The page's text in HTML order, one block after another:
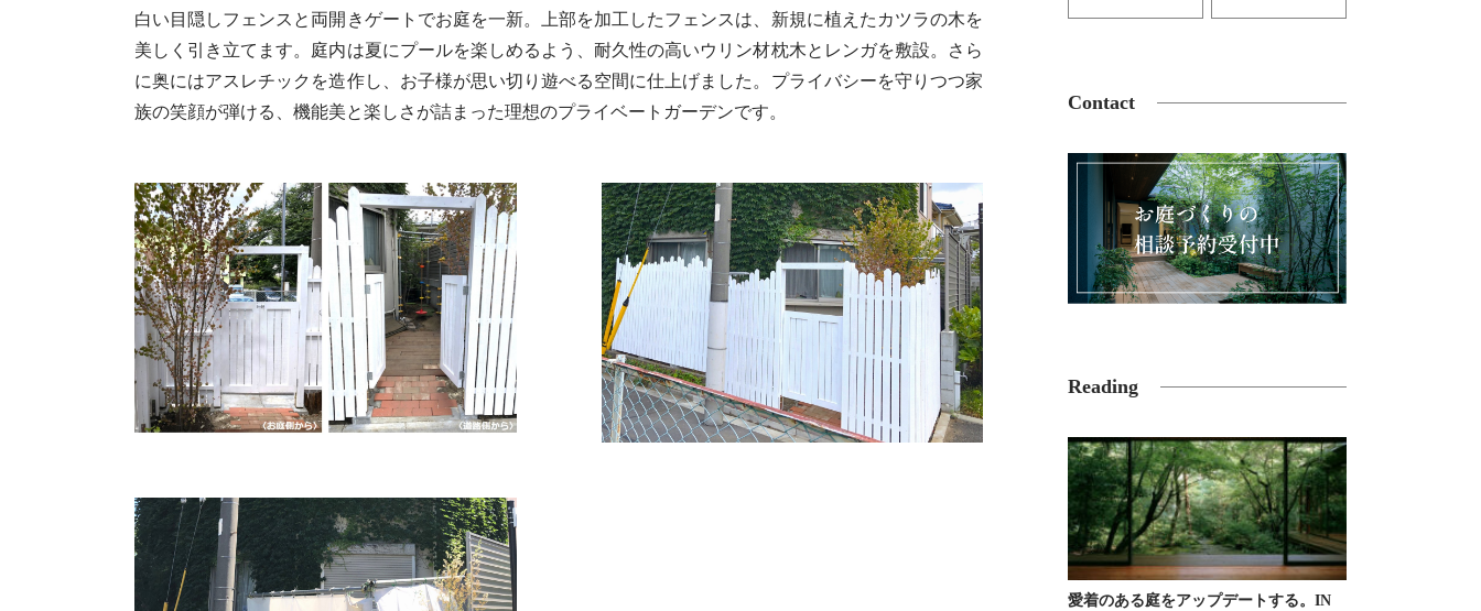
白い目隠しフェンスと両開きゲートでお庭を一新。上部を加工したフェンスは、新規に植えたカツラの木を
美しく引き立てます。庭内は夏にプールを楽しめるよう、耐久性の高いウリン材枕木とレンガを敷設。さら
に奥にはアスレチックを造作し、お子様が思い切り遊べる空間に仕上げました。プライバシーを守りつつ家
族の笑顔が弾ける、機能美と楽しさが詰まった理想のプライベートガーデンです。
Contact
Reading
愛着のある庭をアップデートする。IN